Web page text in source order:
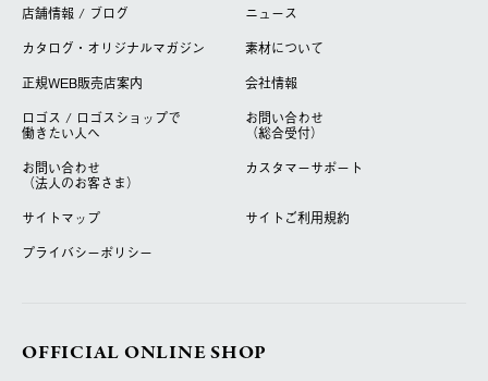
店舗情報 / ブログ
ニュース
カタログ・オリジナルマガジン
素材について
正規WEB販売店案内
会社情報
ロゴス / ロゴスショップで
働きたい人へ
お問い合わせ
（総合受付）
お問い合わせ
（法人のお客さま）
カスタマーサポート
サイトマップ
サイトご利用規約
プライバシーポリシー
OFFICIAL ONLINE SHOP